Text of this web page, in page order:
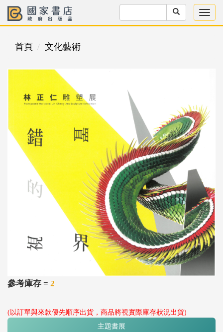
首頁 文化藝術
參考庫存 = 2
(以訂單與來款優先順序出貨，商品將視實際庫存狀況出貨)
主題書展